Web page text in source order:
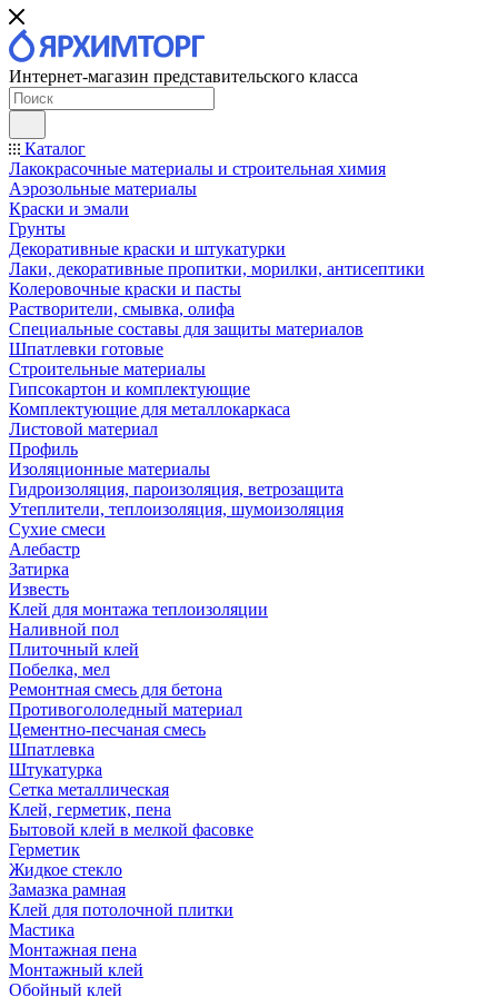
Интернет-магазин представительского класса
Каталог
Лакокрасочные материалы и строительная химия
Аэрозольные материалы
Краски и эмали
Грунты
Декоративные краски и штукатурки
Лаки, декоративные пропитки, морилки, антисептики
Колеровочные краски и пасты
Растворители, смывка, олифа
Специальные составы для защиты материалов
Шпатлевки готовые
Строительные материалы
Гипсокартон и комплектующие
Комплектующие для металлокаркаса
Листовой материал
Профиль
Изоляционные материалы
Гидроизоляция, пароизоляция, ветрозащита
Утеплители, теплоизоляция, шумоизоляция
Сухие смеси
Алебастр
Затирка
Известь
Клей для монтажа теплоизоляции
Наливной пол
Плиточный клей
Побелка, мел
Ремонтная смесь для бетона
Противогололедный материал
Цементно-песчаная смесь
Шпатлевка
Штукатурка
Сетка металлическая
Клей, герметик, пена
Бытовой клей в мелкой фасовке
Герметик
Жидкое стекло
Замазка рамная
Клей для потолочной плитки
Мастика
Монтажная пена
Монтажный клей
Обойный клей